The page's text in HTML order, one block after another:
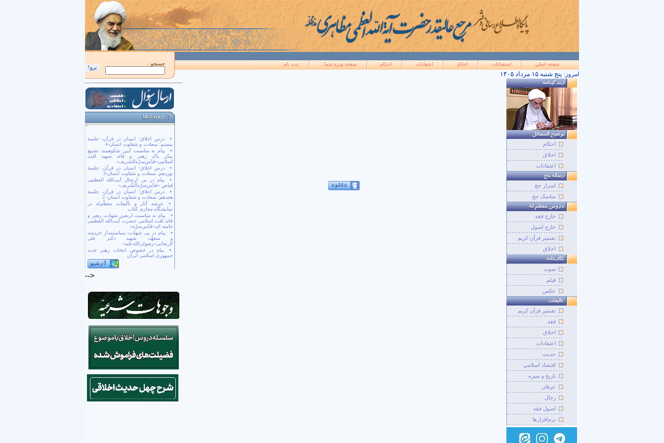
جستجو : صفحه اصلي استفتائات اخلاق اعتقادات احکام صفحه ويژه شما ثبت نام
امروز: ۱۴۰۵ پنج شنبه ۱۵ مرداد
درس اخلاق؛ انسان در قرآن، جلسۀ
بیستم: سعادت و شقاوت انسان-4
پیام به مناسبت آیین شکوهمند تشییع
پیکر پاک رهبر و قائد شهید امّت
اسلامی«قدّس‌سرّه‌الشریف»
درس اخلاق؛ انسان در قرآن، جلسۀ
نوزدهم: سعادت و شقاوت انسان-3
پیام در پی ارتحال آیت‌الله العظمی
فیاض «قدّس‌سرّه‌الشّریف»
درس اخلاق؛ انسان در قرآن، جلسۀ
هجدهم: سعادت و شقاوت انسان- 2
عرضه آثار و تألیفات معظّم‌له در
نمایشگاه مجازی کتاب
پیام به مناسبت اربعین شهادت رهبر و
قائد امّت اسلامی حضرت آیت‌الله العظمی
خامنه ای«قدّس‌سرّه»
پیام در پی شهادت سیاستمدار خردمند
و متعهّد، شهید دکتر علی
لاریجانی«رضوان‌الله‌علیه»
پیام در خصوص انتخاب رهبر جدید
جمهوری اسلامی ایران
-->
احکام
اخلاق
اعتقادات
اسرار حج
مناسک حج
خارج فقه
خارج اصول
تفسیر قرآن کریم
اخلاق
صوت
فيلم
عکس
تفسير قرآن کريم
فقه
اخلاق
اعتقادات
حديث
اقتصاد اسلامي
تاريخ و سيره
عرفان
رجال
اصول فقه
نرم‌افزارها